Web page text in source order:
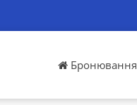
Бронювання